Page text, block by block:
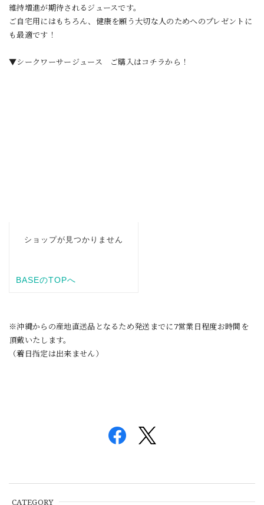
CATEGORY
維持増進が期待されるジュースです。
ご自宅用にはもちろん、健康を願う大切な人のためへのプレゼントに
も最適です！
▼シークワーサージュース ご購入はコチラから！
※沖縄からの産地直送品となるため発送までに7営業日程度お時間を
頂戴いたします。
（着日指定は出来ません）